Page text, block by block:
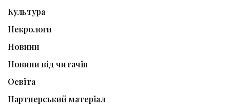
Культура
Некрологи
Новини
Новини від читачів
Освіта
Партнерський матеріал